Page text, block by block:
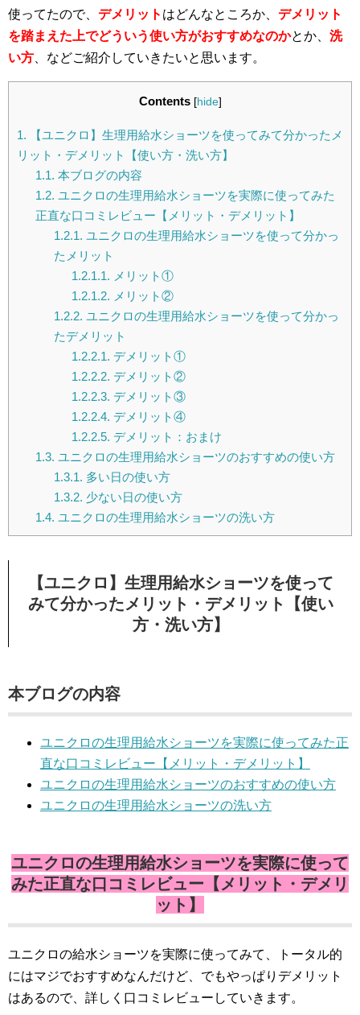
使ってたので、 デメリット はどんなところか、 デメリット
を踏まえた上でどういう使い方がおすすめなのかとか、 洗
い方 、などご紹介していきたいと思います。
Contents [hide]
1. 【ユニクロ】生理用給水ショーツを使ってみて分かったメ
リット・デメリット【使い方・洗い方】
1.1. 本ブログの内容
1.2. ユニクロの生理用給水ショーツを実際に使ってみた
正直な口コミレビュー【メリット・デメリット】
1.2.1. ユニクロの生理用給水ショーツを使って分かっ
たメリット
1.2.1.1. メリット①
1.2.1.2. メリット②
1.2.2. ユニクロの生理用給水ショーツを使って分かっ
たデメリット
1.2.2.1. デメリット①
1.2.2.2. デメリット②
1.2.2.3. デメリット③
1.2.2.4. デメリット④
1.2.2.5. デメリット：おまけ
1.3. ユニクロの生理用給水ショーツのおすすめの使い方
1.3.1. 多い日の使い方
1.3.2. 少ない日の使い方
1.4. ユニクロの生理用給水ショーツの洗い方
【ユニクロ】生理用給水ショーツを使って
みて分かったメリット・デメリット【使い
方・洗い方】
本ブログの内容
ユニクロの生理用給水ショーツを実際に使ってみた正
直な口コミレビュー【メリット・デメリット】
ユニクロの生理用給水ショーツのおすすめの使い方
ユニクロの生理用給水ショーツの洗い方
ユニクロの生理用給水ショーツを実際に使って
みた正直な口コミレビュー【メリット・デメリ
ット】
ユニクロの給水ショーツを実際に使ってみて、トータル的
にはマジでおすすめなんだけど、でもやっぱりデメリット
はあるので、詳しく口コミレビューしていきます。